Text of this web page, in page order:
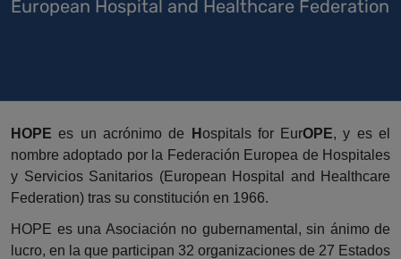
European Hospital and Healthcare Federation
HOPE es un acrónimo de H ospitals for EurOPE, y es el
nombre adoptado por la Federación Europea de Hospitales
y Servicios Sanitarios (European Hospital and Healthcare
Federation) tras su constitución en 1966.
HOPE es una Asociación no gubernamental, sin ánimo de
lucro, en la que participan 32 organizaciones de 27 Estados